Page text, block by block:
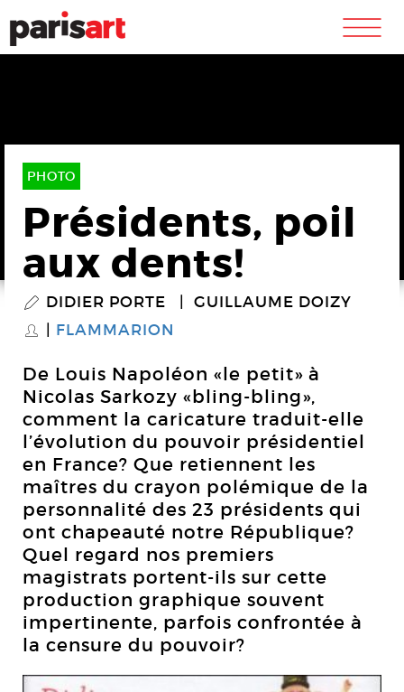
m
PHOTO
Présidents, poil
aux dents!
P DIDIER PORTE GUILLAUME DOIZY
S FLAMMARION
De Louis Napoléon «le petit» à
Nicolas Sarkozy «bling-bling»,
comment la caricature traduit-elle
l’évolution du pouvoir présidentiel
en France? Que retiennent les
maîtres du crayon polémique de la
personnalité des 23 présidents qui
ont chapeauté notre République?
Quel regard nos premiers
magistrats portent-ils sur cette
production graphique souvent
impertinente, parfois confrontée à
la censure du pouvoir?